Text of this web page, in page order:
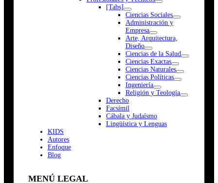
[Tabs]
Ciencias Sociales
Administración y
Empresa
Arte, Arquitectura,
Diseño
Ciencias de la Salud
Ciencias Exactas
Ciencias Naturales
Ciencias Políticas
Ingeniería
Religión y Teología
Derecho
Facsímil
Cábala y Judaísmo
Lingüística y Lenguas
KIDS
Autores
Enfoque
Blog
MENÚ LEGAL